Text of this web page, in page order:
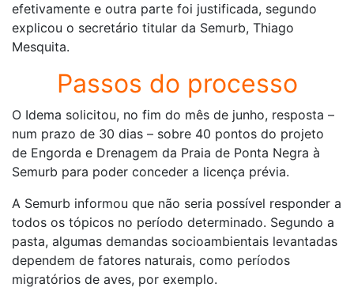
efetivamente e outra parte foi justificada, segundo
explicou o secretário titular da Semurb, Thiago
Mesquita.
Passos do processo
O Idema solicitou, no fim do mês de junho, resposta –
num prazo de 30 dias – sobre 40 pontos do projeto
de Engorda e Drenagem da Praia de Ponta Negra à
Semurb para poder conceder a licença prévia.
A Semurb informou que não seria possível responder a
todos os tópicos no período determinado. Segundo a
pasta, algumas demandas socioambientais levantadas
dependem de fatores naturais, como períodos
migratórios de aves, por exemplo.